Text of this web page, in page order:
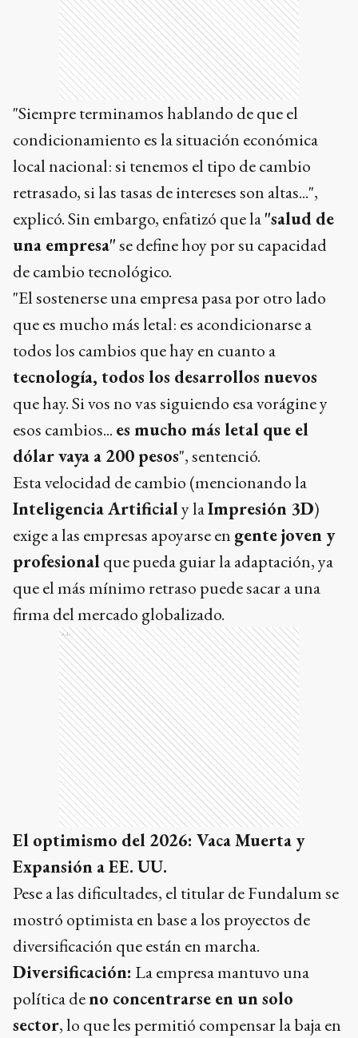
"Siempre terminamos hablando de que el
condicionamiento es la situación económica
local nacional: si tenemos el tipo de cambio
retrasado, si las tasas de intereses son altas...",
explicó. Sin embargo, enfatizó que la"salud de
una empresa"se define hoy por su capacidad
de cambio tecnológico.
"El sostenerse una empresa pasa por otro lado
que es mucho más letal: es acondicionarse a
todos los cambios que hay en cuanto a
tecnología, todos los desarrollos nuevos
que hay. Si vos no vas siguiendo esa vorágine y
esos cambios... es mucho más letal que el
dólar vaya a 200 pesos", sentenció.
Esta velocidad de cambio (mencionando la
Inteligencia Artificialy laImpresión 3D)
exige a las empresas apoyarse en gente joven y
profesionalque pueda guiar la adaptación, ya
que el más mínimo retraso puede sacar a una
firma del mercado globalizado.
Ads
El optimismo del 2026: Vaca Muerta y
Expansión a EE. UU.
Pese a las dificultades, el titular de Fundalum se
mostró optimista en base a los proyectos de
diversificación que están en marcha.
Diversificación: La empresa mantuvo una
política deno concentrarse en un solo
sector, lo que les permitió compensar la baja en